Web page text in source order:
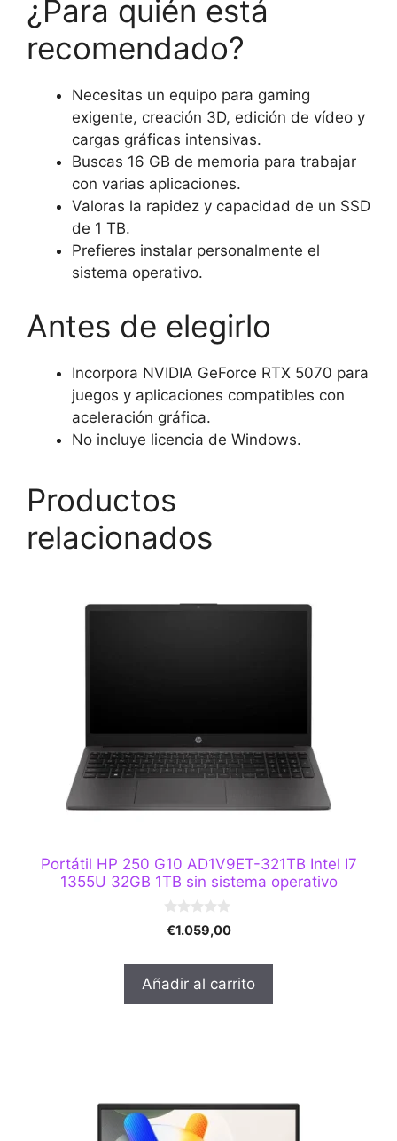
¿Para quién está
recomendado?
Necesitas un equipo para gaming
exigente, creación 3D, edición de vídeo y
cargas gráficas intensivas.
Buscas 16 GB de memoria para trabajar
con varias aplicaciones.
Valoras la rapidez y capacidad de un SSD
de 1 TB.
Prefieres instalar personalmente el
sistema operativo.
Antes de elegirlo
Incorpora NVIDIA GeForce RTX 5070 para
juegos y aplicaciones compatibles con
aceleración gráfica.
No incluye licencia de Windows.
Productos
relacionados
Portátil HP 250 G10 AD1V9ET-321TB Intel I7
1355U 32GB 1TB sin sistema operativo
0
d
5
€1.059,00
Añadir al carrito